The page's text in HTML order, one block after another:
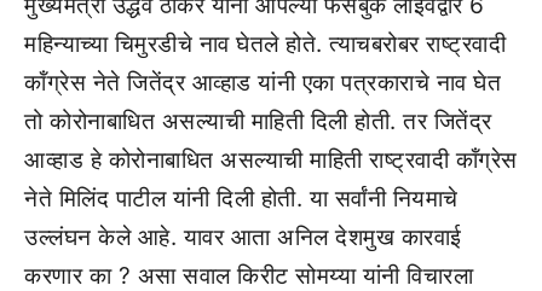
महिन्याच्या चिमुरडीचे नाव घेतले होते. त्याचबरोबर राष्ट्रवादी
कॉंग्रेस नेते जितेंद्र आव्हाड यांनी एका पत्रकाराचे नाव घेत
तो कोरोनाबाधित असल्याची माहिती दिली होती. तर जितेंद्र
आव्हाड हे कोरोनाबाधित असल्याची माहिती राष्ट्रवादी कॉंग्रेस
नेते मिलिंद पाटील यांनी दिली होती. या सर्वांनी नियमाचे
उल्लंघन केले आहे. यावर आता अनिल देशमुख कारवाई
करणार का ? असा सवाल किरीट सोमय्या यांनी विचारला